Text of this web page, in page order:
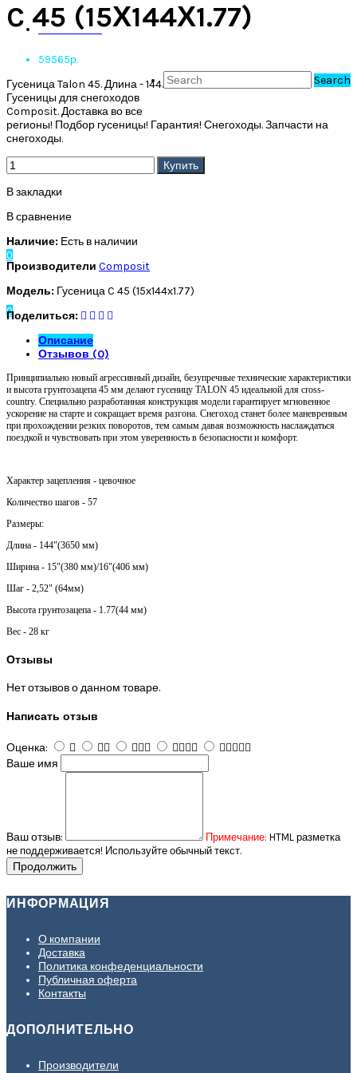
Личный кабинет
Оформить заказ
Заказать звонок
0
0
КОНТАКТЫ
Search
C 45 (15Х144Х1.77)
59565р.
Гусеница Talon 45. Длина - 144.
Гусеницы для снегоходов
Composit. Доставка во все
регионы! Подбор гусеницы! Гарантия! Снегоходы. Запчасти на
снегоходы.
Купить
В закладки
В сравнение
Наличие: Есть в наличии
Производители Composit
Модель: Гусеница C 45 (15х144х1.77)
Поделиться:
Описание
Отзывов (0)
Принципиально новый агрессивный дизайн, безупречные технические характеристики
и высота грунтозацепа 45 мм делают гусеницу TALON 45 идеальной для сross-
country. Специально разработанная конструкция модели гарантирует мгновенное
ускорение на старте и сокращает время разгона. Снегоход станет более маневренным
при прохождении резких поворотов, тем самым давая возможность наслаждаться
поездкой и чувствовать при этом уверенность в безопасности и комфорт.
Характер зацепления - цевочное
Количество шагов - 57
Размеры:
Длина - 144"(3650 мм)
Ширина - 15"(380 мм)/16"(406 мм)
Шаг - 2,52" (64мм)
Высота грунтозацепа - 1.77(44 мм)
Вес - 28 кг
Отзывы
Нет отзывов о данном товаре.
Написать отзыв
Оценка:
Ваше имя
Ваш отзыв: Примечание: HTML разметка
не поддерживается! Используйте обычный текст.
Продолжить
ИНФОРМАЦИЯ
О компании
Доставка
Политика конфеденциальности
Публичная оферта
Контакты
ДОПОЛНИТЕЛЬНО
Производители